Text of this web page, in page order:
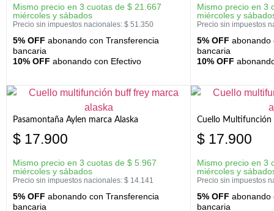
Mismo precio en 3 cuotas de $ 21.667
miércoles y sábados
Precio sin impuestos nacionales: $ 51.350
5% OFF abonando con Transferencia
bancaria
10% OFF abonando con Efectivo
Mismo precio en 3
miércoles y
Precio sin impuestos
5% OFF abonando
bancaria
10% OFF
Pasamontaña Aylen marca Alaska
$ 17.900
Mismo precio en 3 cuotas de $ 5.967
miércoles y sábados
Precio sin impuestos nacionales: $ 14.141
5% OFF abonando con Transferencia
bancaria
Cuello Multifunción
$ 17.900
Mismo precio en 3
miércoles y
Precio sin impuestos
5% OFF abonando
bancaria